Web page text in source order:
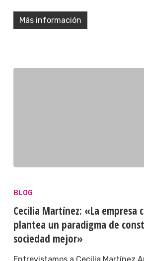
Más información
BLOG
Cecilia Martínez: «La empresa
plantea un paradigma de
sociedad mejor»
Entrevistamos a Cecilia Martínez